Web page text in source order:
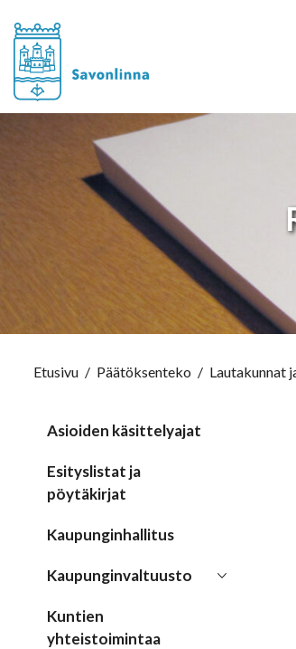
Etusivu / Päätöksenteko / Lautakunnat
Asioiden käsittelyajat
Esityslistat ja
pöytäkirjat
Kaupunginhallitus
Kaupunginvaltuusto
Kuntien
yhteistoimintaa